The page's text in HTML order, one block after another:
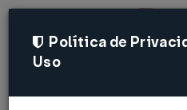
Política de
Uso